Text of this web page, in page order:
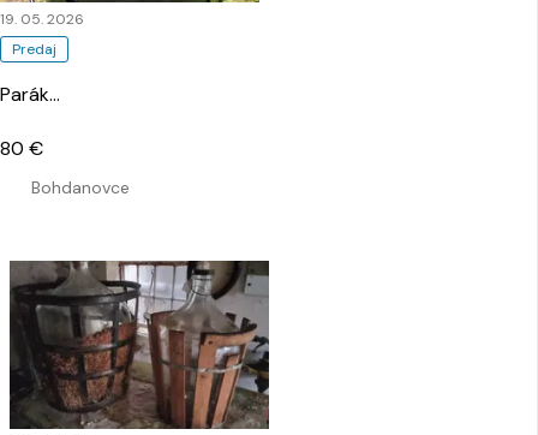
Predaj
19. 05. 2026
Parák…
Bohdanovce
80 €